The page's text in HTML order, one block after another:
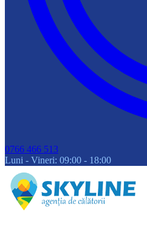
0766 466 513
Luni - Vineri: 09:00 - 18:00